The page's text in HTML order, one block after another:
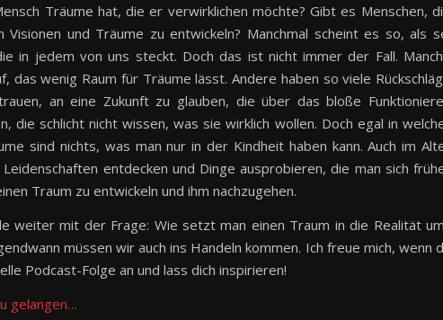
Träume hat, die er verwirklichen möchte? Gibt es Menschen,
und Träume zu entwickeln? Manchmal scheint es so, als
in jedem von uns steckt. Doch das ist nicht immer der Fall.
das wenig Raum für Träume lässt. Andere haben so viele
an eine Zukunft zu glauben, die über das bloße
die schlicht nicht wissen, was sie wirklich wollen. Doch egal in
sind nichts, was man nur in der Kindheit haben kann. Auch im
entdecken und Dinge ausprobieren, die man sich
Traum zu entwickeln und ihm nachzugehen.
weiter mit der Frage: Wie setzt man einen Traum in die Realität
müssen wir auch ins Handeln kommen. Ich freue mich, wenn
Podcast-Folge an und lass dich inspirieren!
gelangen…